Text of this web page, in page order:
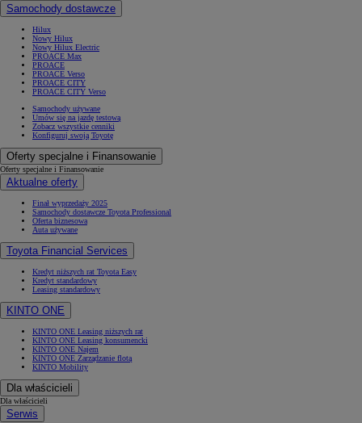
Samochody dostawcze
Hilux
Nowy Hilux
Nowy Hilux Electric
PROACE Max
PROACE
PROACE Verso
PROACE CITY
PROACE CITY Verso
Samochody używane
Umów się na jazdę testową
Zobacz wszystkie cenniki
Konfiguruj swoją Toyotę
Oferty specjalne i Finansowanie
Oferty specjalne i Finansowanie
Aktualne oferty
Finał wyprzedaży 2025
Samochody dostawcze Toyota Professional
Oferta biznesowa
Auta używane
Toyota Financial Services
Kredyt niższych rat Toyota Easy
Kredyt standardowy
Leasing standardowy
KINTO ONE
KINTO ONE Leasing niższych rat
KINTO ONE Leasing konsumencki
KINTO ONE Najem
KINTO ONE Zarządzanie flotą
KINTO Mobility
Dla właścicieli
Dla właścicieli
Serwis